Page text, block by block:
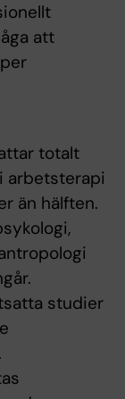
att
totalt
arbetsterapi
än hälften.
studier